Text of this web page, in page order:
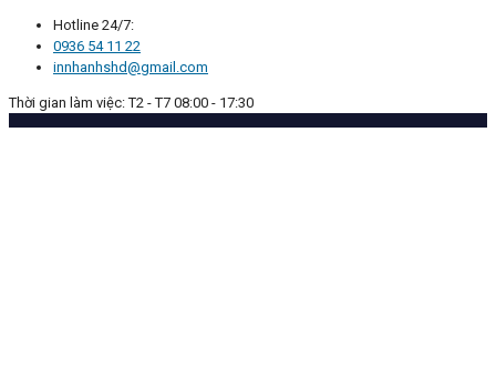
Hotline 24/7:
0936 54 11 22
innhanhshd@gmail.com
Thời gian làm việc: T2 - T7 08:00 - 17:30